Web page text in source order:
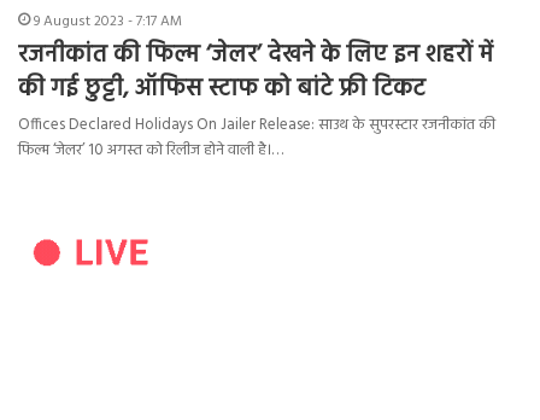
9 August 2023 - 7:17 AM
रजनीकांत की फिल्म ‘जेलर’ देखने के लिए इन शहरों में
की गई छुट्टी, ऑफिस स्टाफ को बांटे फ्री टिकट
Offices Declared Holidays On Jailer Release: साउथ के सुपरस्टार रजनीकांत की
फिल्म ‘जेलर’ 10 अगस्त को रिलीज होने वाली है।…